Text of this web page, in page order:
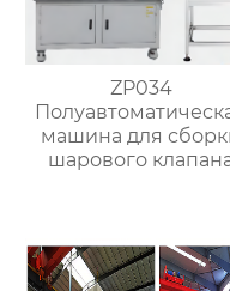
ZP034
машина для
шарового
колпаком)